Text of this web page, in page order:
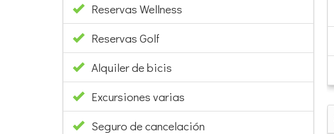
Reservas Wellness
Reservas Golf
Alquiler de bicis
Excursiones varias
Seguro de cancelación